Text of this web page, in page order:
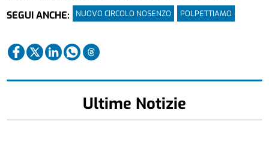
SEGUI ANCHE:
NUOVO CIRCOLO NOSENZO POLPETTIAMO
Ultime Notizie